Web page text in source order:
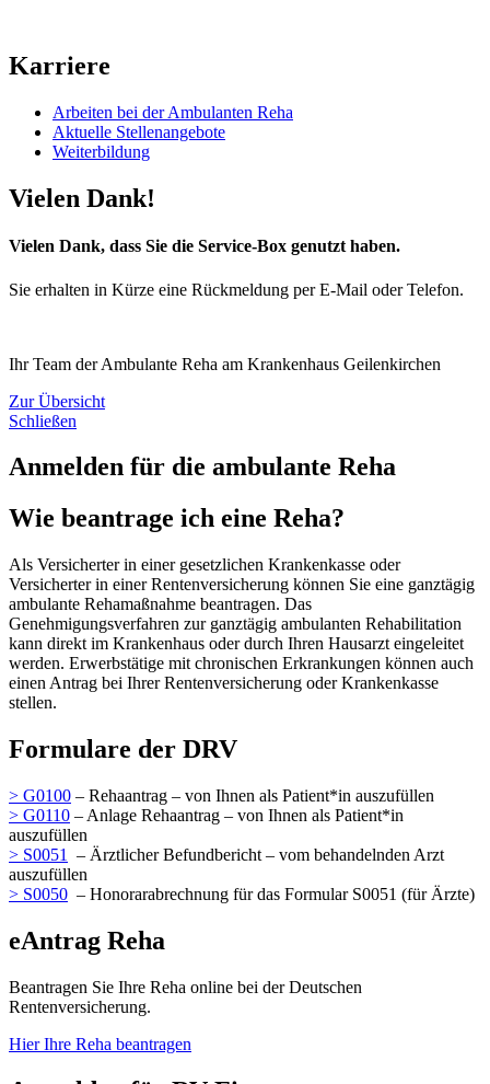
Karriere
Arbeiten bei der Ambulanten Reha
Aktuelle Stellenangebote
Weiterbildung
Vielen Dank!
Vielen Dank, dass Sie die Service-Box genutzt haben.
Sie erhalten in Kürze eine Rückmeldung per E-Mail oder Telefon.
Ihr Team der Ambulante Reha am Krankenhaus Geilenkirchen
Zur Übersicht
Schließen
Anmelden für die ambulante Reha
Wie beantrage ich eine Reha?
Als Versicherter in einer gesetzlichen Krankenkasse oder
Versicherter in einer Rentenversicherung können Sie eine ganztägig
ambulante Rehamaßnahme beantragen. Das
Genehmigungsverfahren zur ganztägig ambulanten Rehabilitation
kann direkt im Krankenhaus oder durch Ihren Hausarzt eingeleitet
werden. Erwerbstätige mit chronischen Erkrankungen können auch
einen Antrag bei Ihrer Rentenversicherung oder Krankenkasse
stellen.
Formulare der DRV
> G0100 – Rehaantrag – von Ihnen als Patient*in auszufüllen
> G0110 – Anlage Rehaantrag – von Ihnen als Patient*in
auszufüllen
> S0051
– Ärztlicher Befundbericht – vom behandelnden Arzt
auszufüllen
> S0050 – Honorarabrechnung für das Formular S0051 (für Ärzte)
eAntrag Reha
Beantragen Sie Ihre Reha online bei der Deutschen
Rentenversicherung.
Hier Ihre Reha beantragen